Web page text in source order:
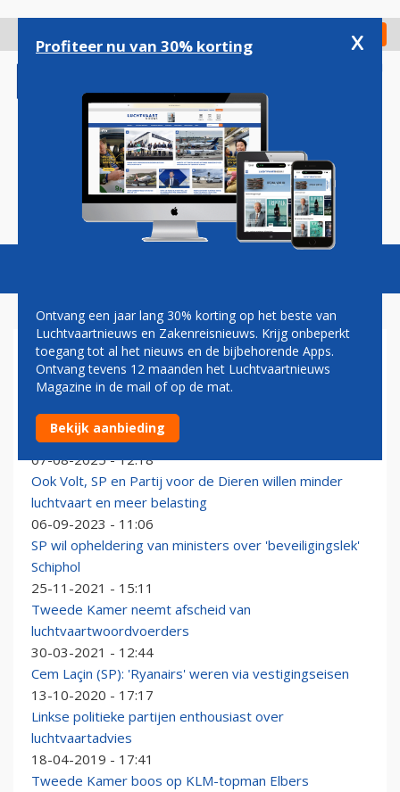
gaan
Check in
Magazine Podcasts Vacatures
SP
SP wil hubfunctie Schiphol afbouwen en privéjets
verbieden
07-08-2025 - 12:18
Ook Volt, SP en Partij voor de Dieren willen minder
luchtvaart en meer belasting
06-09-2023 - 11:06
SP wil opheldering van ministers over 'beveiligingslek'
Schiphol
25-11-2021 - 15:11
Tweede Kamer neemt afscheid van
luchtvaartwoordvoerders
30-03-2021 - 12:44
Cem Laçin (SP): 'Ryanairs' weren via vestigingseisen
13-10-2020 - 17:17
Linkse politieke partijen enthousiast over
luchtvaartadvies
18-04-2019 - 17:41
Tweede Kamer boos op KLM-topman Elbers
Profiteer nu van 30% korting x
Ontvang een jaar lang 30% korting op het beste van
Luchtvaartnieuws en Zakenreisnieuws. Krijg onbeperkt
toegang tot al het nieuws en de bijbehorende Apps.
Ontvang tevens 12 maanden het Luchtvaartnieuws
Magazine in de mail of op de mat.
Bekijk aanbieding